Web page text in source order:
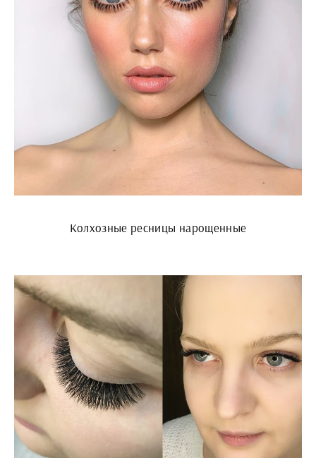
Колхозные ресницы нарощенные